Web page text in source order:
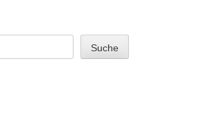
Suche